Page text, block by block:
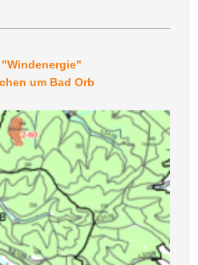
um Bad Orb